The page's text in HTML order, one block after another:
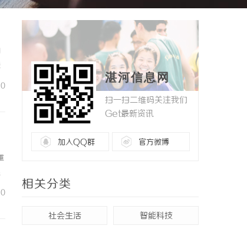
0
0
湛河信息网
扫一扫二维码关注我们
Get最新资讯
加入QQ群 官方微博
相关分类
社会生活 智能科技